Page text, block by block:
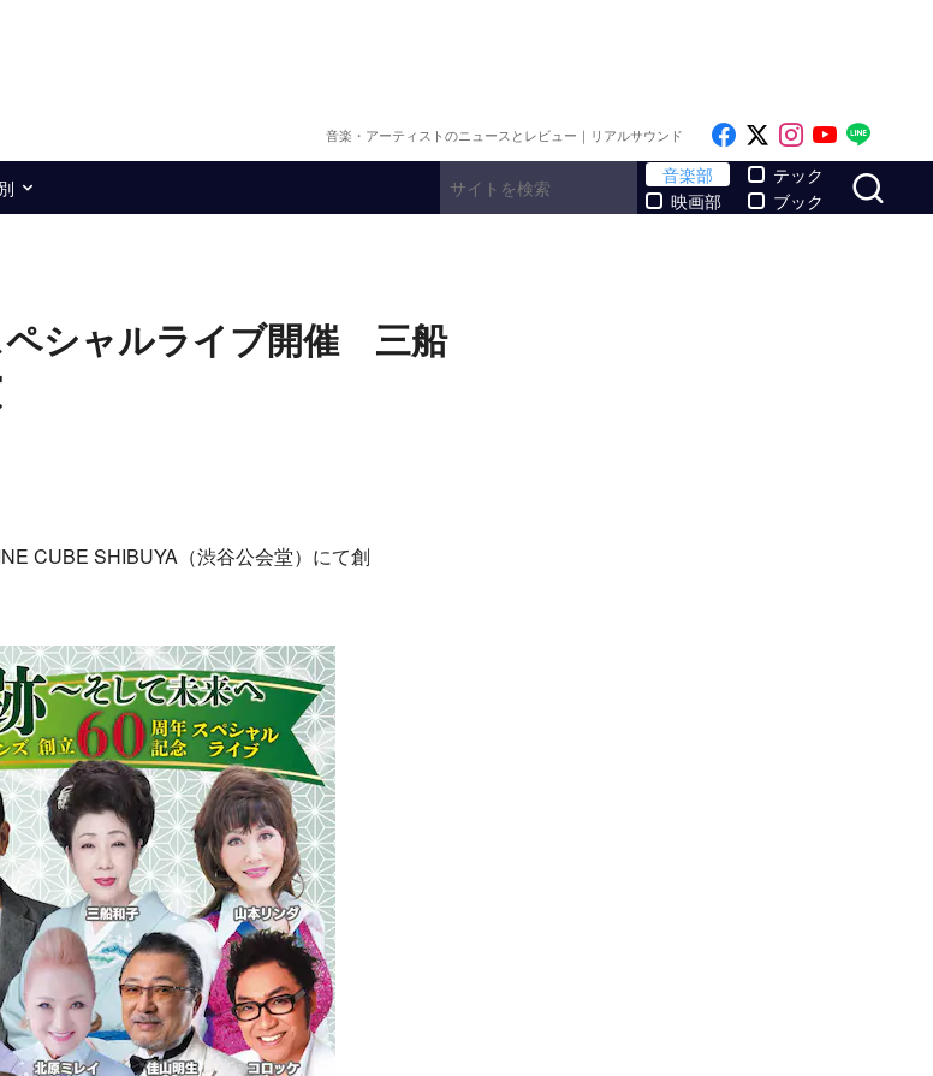
音楽・アーティストのニュースとレビュー｜リアルサウンド Like on Facebook
Follow on x
Follow on
Follow
音楽部
映画部
テック
ブック
ペシャルライブ開催 三船
CUBE SHIBUYA（渋谷公会堂）にて創